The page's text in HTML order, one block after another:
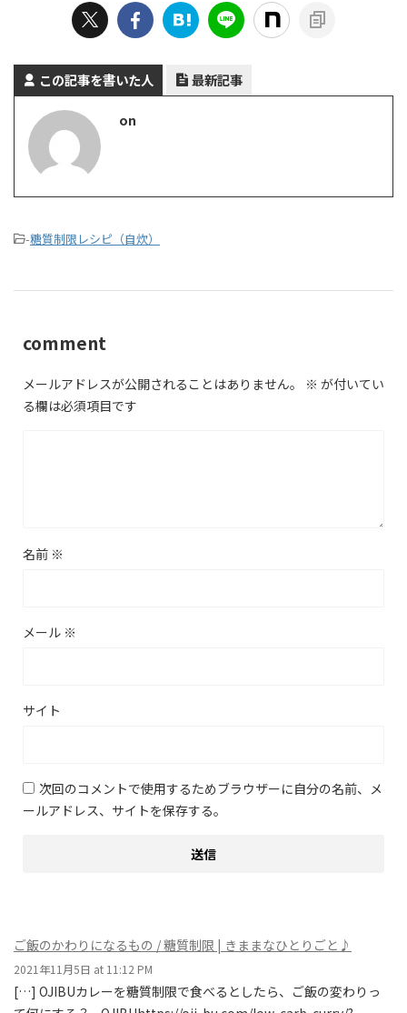
この記事を書いた人 最新記事
on
-糖質制限レシピ（自炊）
comment
メールアドレスが公開されることはありません。 ※ が付いてい
る欄は必須項目です
名前 ※
メール ※
サイト
次回のコメントで使用するためブラウザーに自分の名前、メ
ールアドレス、サイトを保存する。
ご飯のかわりになるもの / 糖質制限 | きままなひとりごと♪
2021年11月5日 at 11:12 PM
[…] OJIBUカレーを糖質制限で食べるとしたら、ご飯の変わりっ